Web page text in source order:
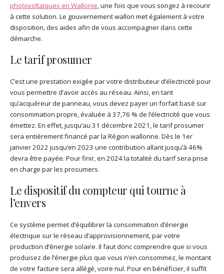
photovoltaïques en Wallonie, une fois que vous songez à recourir
à cette solution. Le gouvernement wallon met également à votre
disposition, des aides afin de vous accompagner dans cette
démarche.
Le tarif prosumer
C’est une prestation exigée par votre distributeur d’électricité pour
vous permettre d’avoir accès au réseau. Ainsi, en tant
qu’acquéreur de panneau, vous devez payer un forfait basé sur
consommation propre, évaluée à 37,76 % de l’électricité que vous
émettez. En effet, jusqu’au 31 décembre 2021, le tarif prosumer
sera entièrement financé par la Région wallonne. Dès le 1er
janvier 2022 jusqu’en 2023 une contribution allant jusqu’à 46%
devra être payée. Pour finir, en 2024 la totalité du tarif sera prise
en charge par les prosumers.
Le dispositif du compteur qui tourne à
l’envers
Ce système permet d’équilibrer la consommation d’énergie
électrique sur le réseau d’approvisionnement, par votre
production d’énergie solaire. Il faut donc comprendre que si vous
produisez de l’énergie plus que vous n’en consommez, le montant
de votre facture sera allégé, voire nul. Pour en bénéficier, il suffit